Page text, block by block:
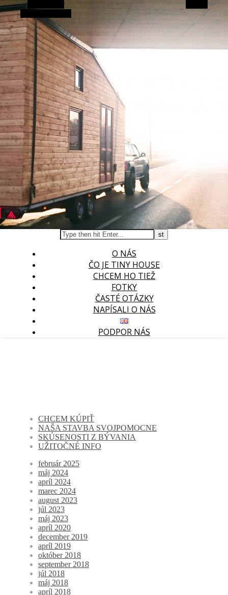
O NÁS
ČO JE TINY HOUSE
CHCEM HO TIEŽ
FOTKY
ČASTÉ OTÁZKY
NAPÍSALI O NÁS
PODPOR NÁS
CHCEM KÚPIŤ
NAŠA STAVBA SVOJPOMOCNE
SKÚSENOSTI Z BÝVANIA
UŽITOČNÉ INFO
február 2025
máj 2024
apríl 2024
marec 2024
august 2023
júl 2023
máj 2023
apríl 2020
december 2019
apríl 2019
október 2018
september 2018
júl 2018
máj 2018
apríl 2018